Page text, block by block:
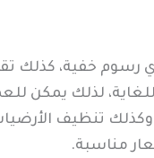
رسوم خفية،
لذلك يمكن
وكذلك تنظيف
مناسبة.